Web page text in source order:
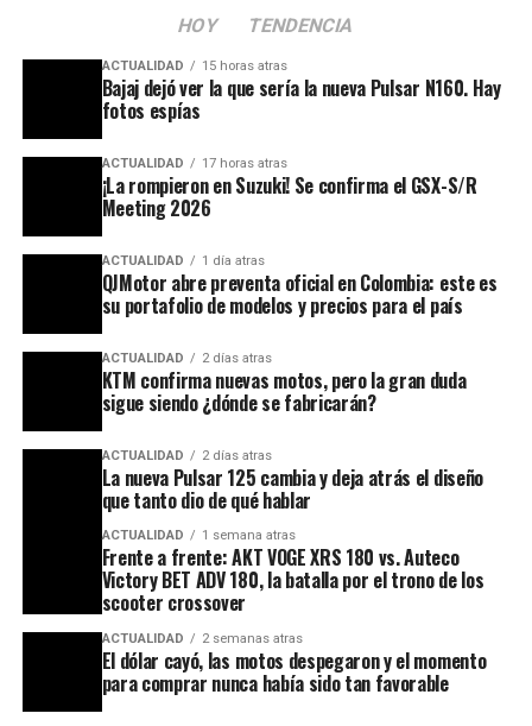
HOY TENDENCIA
ACTUALIDAD 15 horas atras
Bajaj dejó ver la que sería la nueva Pulsar N160. Hay
fotos espías
ACTUALIDAD 17 horas atras
¡La rompieron en Suzuki! Se confirma el GSX-S/R
Meeting 2026
ACTUALIDAD 1 día atras
QJMotor abre preventa oficial en Colombia: este es
su portafolio de modelos y precios para el país
ACTUALIDAD 2 días atras
KTM confirma nuevas motos, pero la gran duda
sigue siendo ¿dónde se fabricarán?
ACTUALIDAD 2 días atras
La nueva Pulsar 125 cambia y deja atrás el diseño
que tanto dio de qué hablar
ACTUALIDAD 1 semana atras
Frente a frente: AKT VOGE XRS 180 vs. Auteco
Victory BET ADV 180, la batalla por el trono de los
scooter crossover
ACTUALIDAD 2 semanas atras
El dólar cayó, las motos despegaron y el momento
para comprar nunca había sido tan favorable